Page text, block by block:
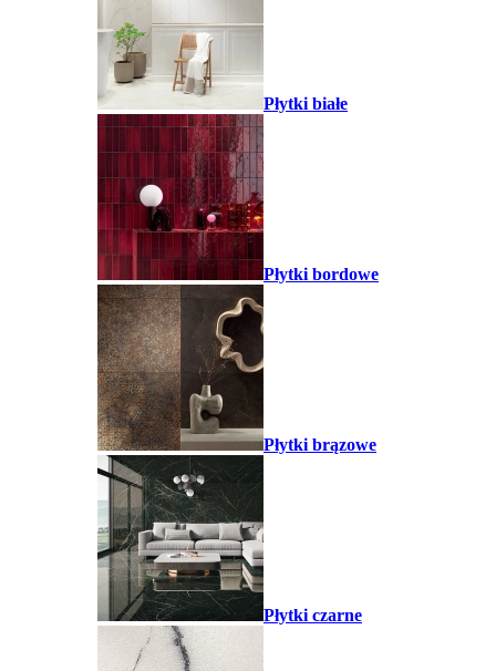
Płytki białe
Płytki bordowe
Płytki brązowe
Płytki czarne